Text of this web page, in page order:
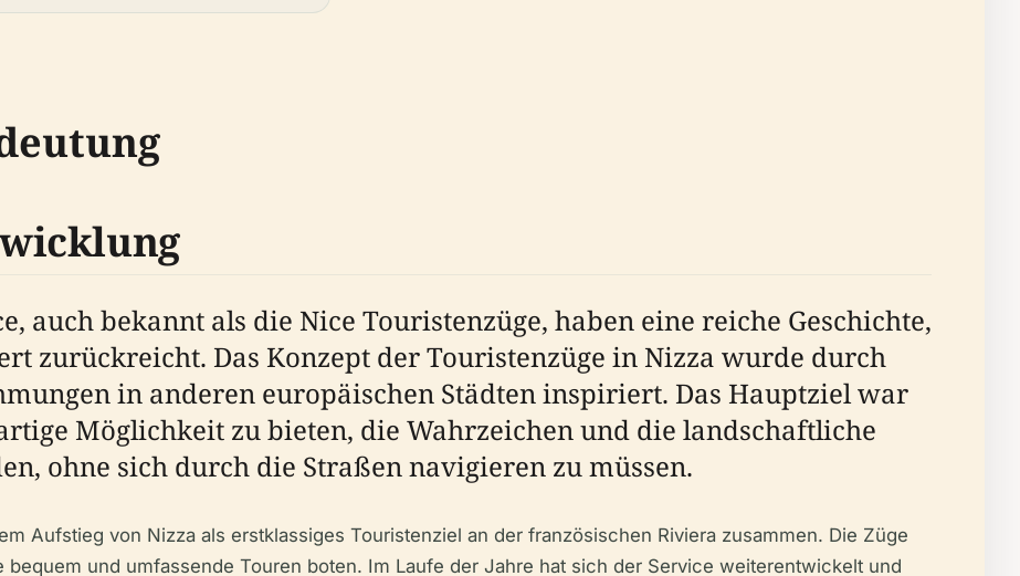
auch bekannt als die Nice Touristenzüge, haben eine reiche Geschichte,
zurückreicht. Das Konzept der Touristenzüge in Nizza wurde durch
in anderen europäischen Städten inspiriert. Das Hauptziel war
Möglichkeit zu bieten, die Wahrzeichen und die landschaftliche
ohne sich durch die Straßen navigieren zu müssen.
Aufstieg von Nizza als erstklassiges Touristenziel an der französischen Riviera zusammen. Die Züge
und umfassende Touren boten. Im Laufe der Jahre hat sich der Service weiterentwickelt und